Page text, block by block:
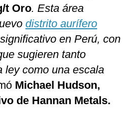
t Oro. Esta área
distrito aurífero
en Perú, con
sugieren tanto
ley como una escala
Michael Hudson,
de Hannan Metals.